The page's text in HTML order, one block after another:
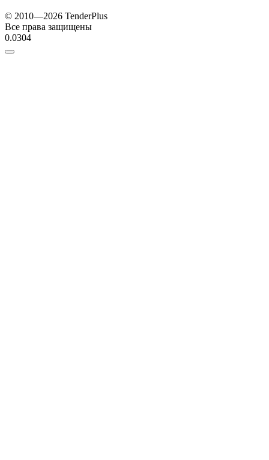
© 2010—2026 TenderPlus
Все права защищены
0.0304